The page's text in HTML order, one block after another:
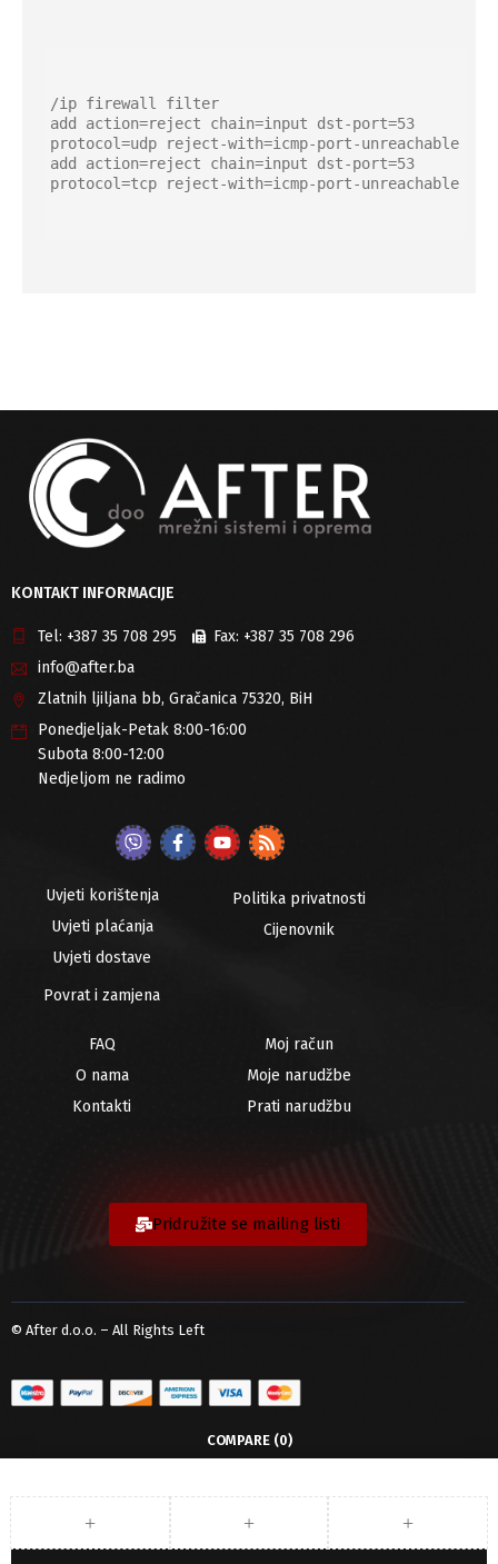
/ip firewall filter
add action=reject chain=input dst-port=53
protocol=udp reject-with=icmp-port-unreachable
add action=reject chain=input dst-port=53
protocol=tcp reject-with=icmp-port-unreachable
KONTAKT INFORMACIJE
Tel: +387 35 708 295 Fax: +387 35 708 296
info@after.ba
Zlatnih ljiljana bb, Gračanica 75320, BiH
Ponedjeljak-Petak 8:00-16:00
Subota 8:00-12:00
Nedjeljom ne radimo
Uvjeti korištenja
Uvjeti plaćanja
Uvjeti dostave
Povrat i zamjena
Politika privatnosti
Cijenovnik
FAQ
O nama
Kontakti
Moj račun
Moje narudžbe
Prati narudžbu
Pridružite se mailing listi
© After d.o.o. – All Rights Left
COMPARE (0)